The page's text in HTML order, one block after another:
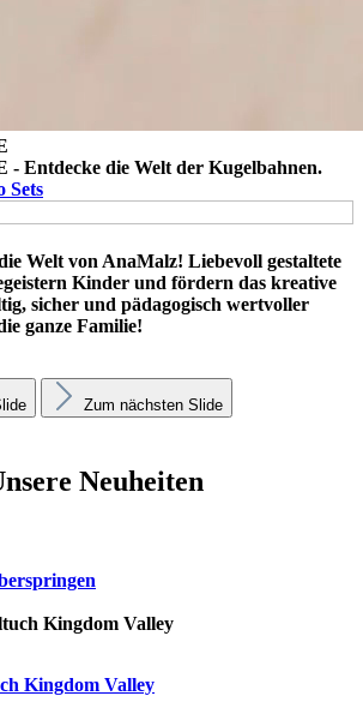
- Entdecke die Welt der Kugelbahnen.
Sets
Welt von AnaMalz! Liebevoll gestaltete
Kinder und fördern das kreative
sicher und pädagogisch wertvoller
ganze Familie!
Zum nächsten Slide
Neuheiten
Kingdom Valley